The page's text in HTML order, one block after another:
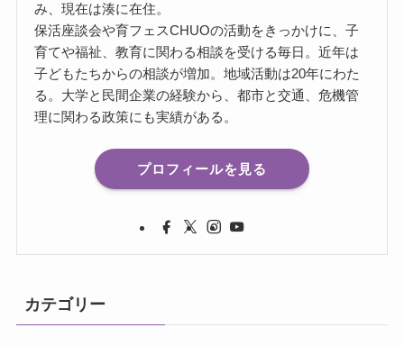
み、現在は湊に在住。
保活座談会や育フェスCHUOの活動をきっかけに、子
育てや福祉、教育に関わる相談を受ける毎日。近年は
子どもたちからの相談が増加。地域活動は20年にわた
る。大学と民間企業の経験から、都市と交通、危機管
理に関わる政策にも実績がある。
プロフィールを見る
カテゴリー